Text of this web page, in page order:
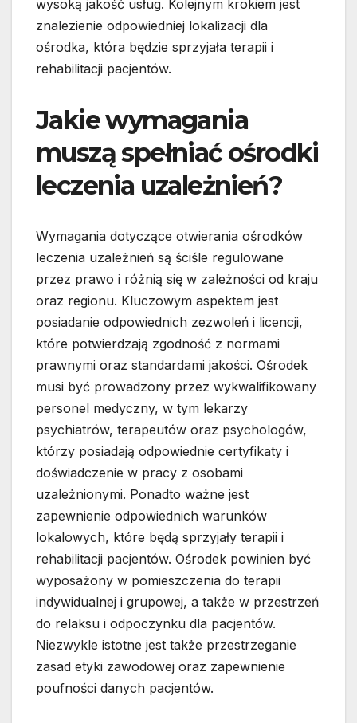
wysoką jakość usług. Kolejnym krokiem jest
znalezienie odpowiedniej lokalizacji dla
ośrodka, która będzie sprzyjała terapii i
rehabilitacji pacjentów.
Jakie wymagania
muszą spełniać ośrodki
leczenia uzależnień?
Wymagania dotyczące otwierania ośrodków
leczenia uzależnień są ściśle regulowane
przez prawo i różnią się w zależności od kraju
oraz regionu. Kluczowym aspektem jest
posiadanie odpowiednich zezwoleń i licencji,
które potwierdzają zgodność z normami
prawnymi oraz standardami jakości. Ośrodek
musi być prowadzony przez wykwalifikowany
personel medyczny, w tym lekarzy
psychiatrów, terapeutów oraz psychologów,
którzy posiadają odpowiednie certyfikaty i
doświadczenie w pracy z osobami
uzależnionymi. Ponadto ważne jest
zapewnienie odpowiednich warunków
lokalowych, które będą sprzyjały terapii i
rehabilitacji pacjentów. Ośrodek powinien być
wyposażony w pomieszczenia do terapii
indywidualnej i grupowej, a także w przestrzeń
do relaksu i odpoczynku dla pacjentów.
Niezwykle istotne jest także przestrzeganie
zasad etyki zawodowej oraz zapewnienie
poufności danych pacjentów.